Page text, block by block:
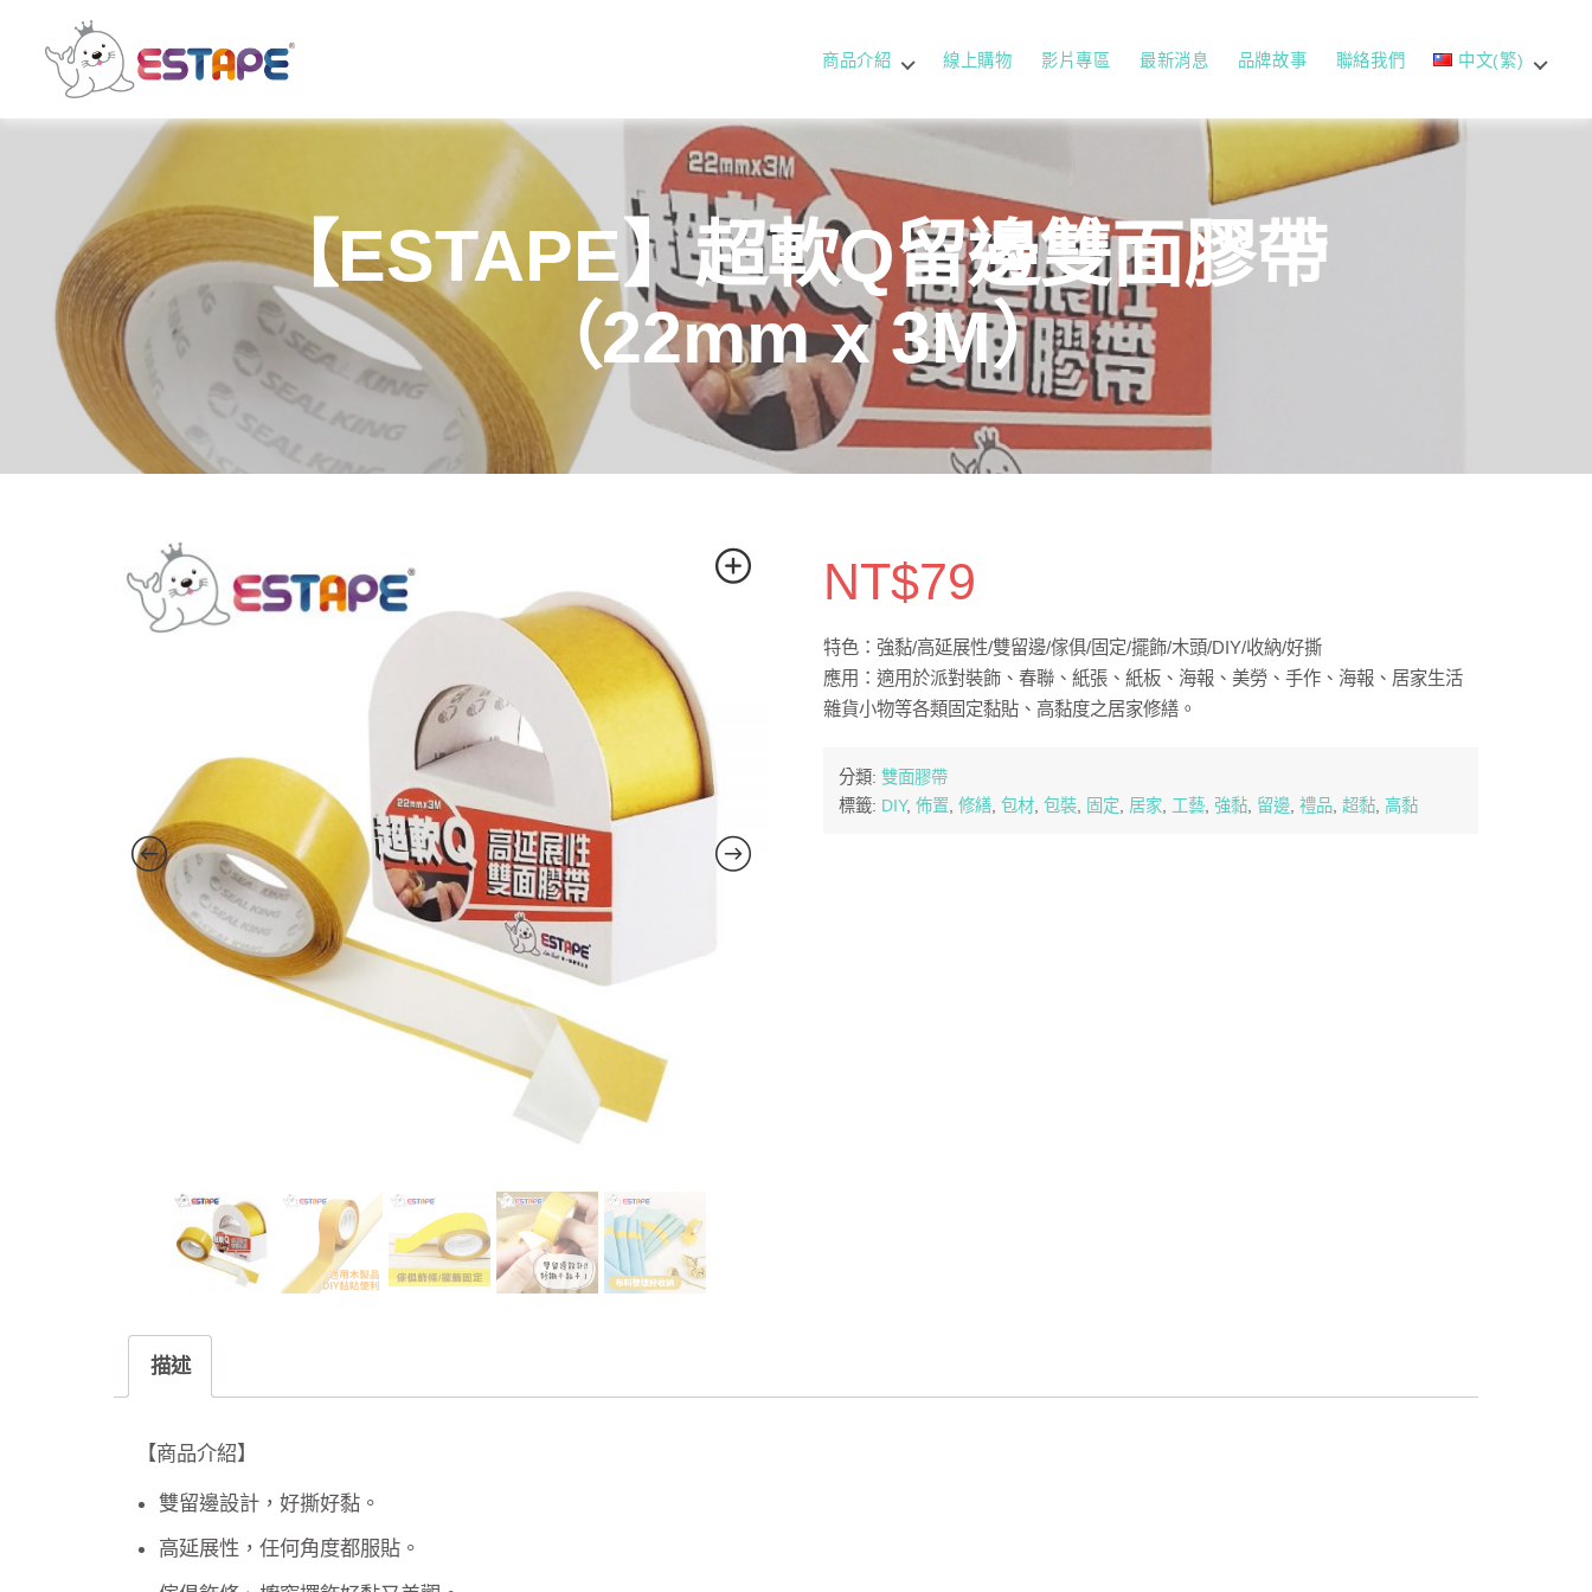
貼・
保
密
膠
帶・
商品介紹 線上購物 影片專區 最新消息 品牌故事 聯絡我們 中文(繁)
【ESTAPE】超軟Q留邊雙面膠帶
（22mm x 3M）
NT$79
特色：強黏/高延展性/雙留邊/傢俱/固定/擺飾/木頭/DIY/收納/好撕
應用：適用於派對裝飾、春聯、紙張、紙板、海報、美勞、手作、海報、居家生活
雜貨小物等各類固定黏貼、高黏度之居家修繕。
分類: 雙面膠帶
標籤: DIY, 佈置, 修繕, 包材, 包裝, 固定, 居家, 工藝, 強黏, 留邊, 禮品, 超黏, 高黏
描述
【商品介紹】
雙留邊設計，好撕好黏。
高延展性，任何角度都服貼。